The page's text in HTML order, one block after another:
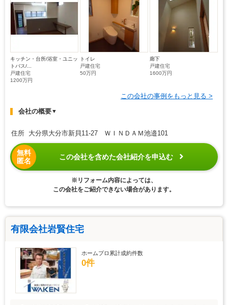
キッチン・台所/浴室・ユニッ
トバス/...
戸建住宅
1200万円
トイレ
戸建住宅
50万円
廊下
戸建住宅
1600万円
この会社の事例をもっと見る >
会社の概要▼
住所 大分県大分市新貝11-27 ＷＩＮＤＡＭ池邉101
無料
匿名
この会社を含めた会社紹介を申込む
※リフォーム内容によっては、
この会社をご紹介できない場合があります。
有限会社岩賢住宅
ホームプロ累計成約件数
0件